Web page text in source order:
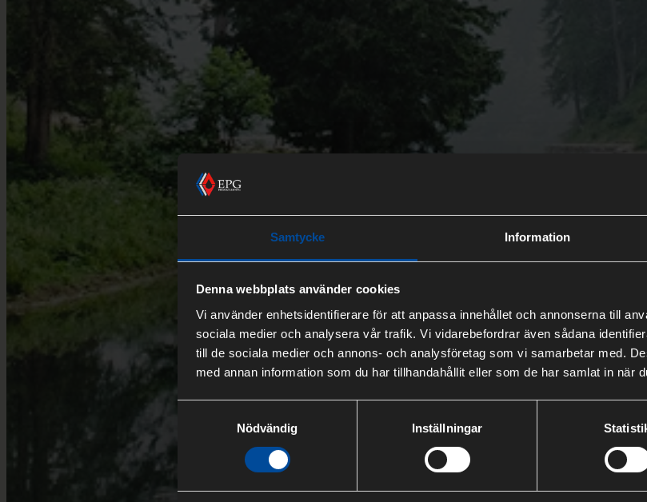
Samtycke Information
Denna webbplats använder cookies
Vi använder enhetsidentifierare för att anpassa innehållet och annonserna till
sociala medier och analysera vår trafik. Vi vidarebefordrar även sådana
till de sociala medier och annons- och analysföretag som vi samarbetar med.
med annan information som du har tillhandahållit eller som de har samlat in när
Nödvändig
Inställningar